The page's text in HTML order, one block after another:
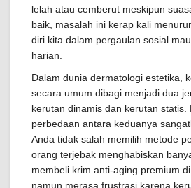
lelah atau cemberut meskipun
baik, masalah ini kerap kali
diri kita dalam pergaulan sosial
harian.
Dalam dunia dermatologi estetika,
secara umum dibagi menjadi dua
kerutan dinamis dan kerutan statis.
perbedaan antara keduanya
Anda tidak salah memilih metode
orang terjebak menghabiskan
membeli krim anti-aging premium
namun merasa frustrasi karena